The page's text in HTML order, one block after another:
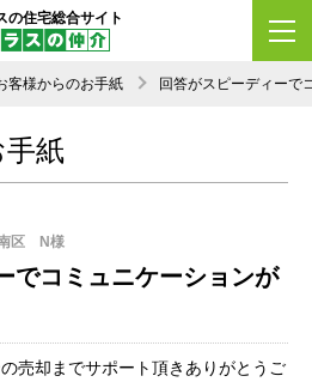
の住宅総合サイト
客様からのお手紙 回答がスピーディーで
紙
区 N様
でコミュニケーションが
売却までサポート頂きありがとうご